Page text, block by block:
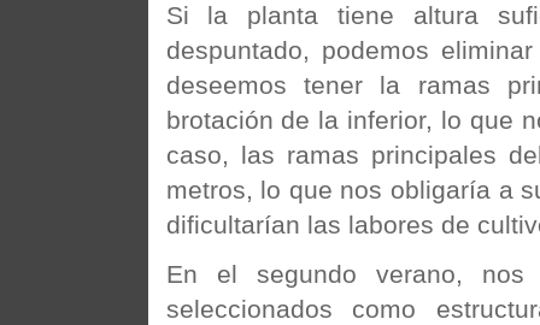
Si la planta tiene altura
despuntado, podemos
deseemos tener la ramas
brotación de la inferior, lo que
caso, las ramas principales
metros, lo que nos obligaría a
dificultarían las labores de
En el segundo verano,
seleccionados como